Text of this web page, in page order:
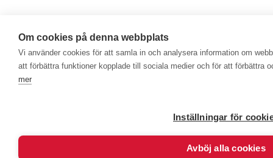
Om cookies på denna webbplats
Vi använder cookies för att samla in och analysera information om
att förbättra funktioner kopplade till sociala medier och för att förbättra
mer
Inställningar för
Avböj alla cookies